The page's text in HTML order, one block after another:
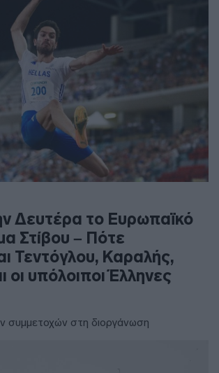
Δευτέρα το Ευρωπαϊκό
Στίβου – Πότε
Τεντόγλου, Καραλής,
οι υπόλοιποι Έλληνες
συμμετοχών στη διοργάνωση